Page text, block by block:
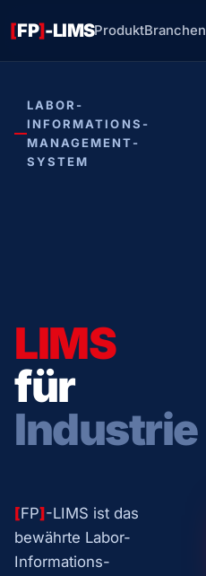
[FP]-LIMSProduktBranchen
LABOR-
INFORMATIONS-
MANAGEMENT-
SYSTEM
LIMS
für
Industrie
[FP] -LIMS ist das
bewährte Labor-
Informations-